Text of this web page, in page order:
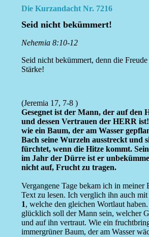
Die Kurzandacht Nr. 7216
Seid nicht bekümmert!
Nehemia 8:10-12
Seid nicht bekümmert, denn die
Stärke!
(Jeremia 17, 7-8 )
Gesegnet ist der Mann, der auf den
und dessen Vertrauen der HERR
wie ein Baum, der am Wasser
Bach seine Wurzeln ausstreckt und
fürchtet, wenn die Hitze kommt.
im Jahr der Dürre ist er
nicht auf, Frucht zu tragen.
Vergangene Tage bekam ich in meiner
Text zu lesen. Ich verglich ihn auch mit
1, welche den gleichen Wortlaut
glücklich soll der Mann sein, welcher
und auf ihn vertraut. Wie ein
immergrüner Baum, der am Wasser